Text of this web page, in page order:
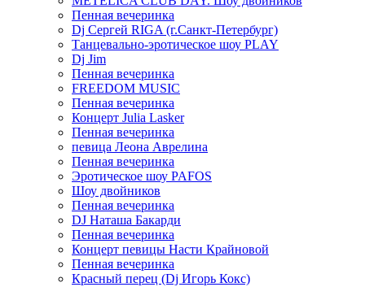
Пенная вечеринка
Dj Сергей RIGA (г.Санкт-Петербург)
Танцевально-эротическое шоу PLAY
Dj Jim
Пенная вечеринка
FREEDOM MUSIC
Пенная вечеринка
Концерт Julia Lasker
Пенная вечеринка
певица Леона Аврелина
Пенная вечеринка
Эротическое шоу PAFOS
Шоу двойников
Пенная вечеринка
DJ Наташа Бакарди
Пенная вечеринка
Концерт певицы Насти Крайновой
Пенная вечеринка
Красный перец (Dj Игорь Кокс)